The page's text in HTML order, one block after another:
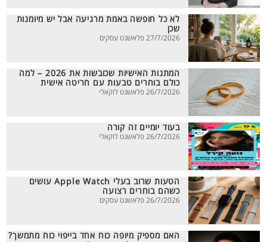
לא כל חופשה באמת מרגיעה אבל יש מיומנות
שכן
27/7/2026 פלאשנט עסקים
המתנות האישיות שכובשות את 2026 – למה
כולם בוחרים טבעות עם חריטה אישית
26/7/2026 פלאשנט לוקאלי
בעוד יומיים זה קורה
26/7/2026 פלאשנט לוקאלי
הטעות שרוב בעלי Apple Watch עושים
כשהם בוחרים רצועה
26/7/2026 פלאשנט עסקים
האם מספיק מיופה כוח אחד בייפוי כוח מתמשך?